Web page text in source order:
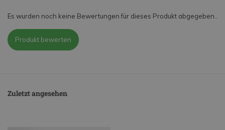
Es wurden noch keine Bewertungen für dieses Produkt abgegeben..
Produkt bewerten
Zuletzt angesehen